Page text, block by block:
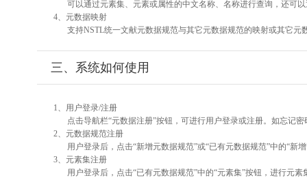
可以通过元素集、元素或属性的中文名称、名称进行查询，还可
4、元数据映射
支持NSTL统一文献元数据规范与其它元数据规范的映射或其它元
三、系统如何使用
1、用户登录/注册
点击导航栏“元数据注册”按钮，可进行用户登录或注册。如忘记
2、元数据规范注册
用户登录后，点击“新增元数据规范”或“已有元数据规范”中的“新
3、元素集注册
用户登录后，点击“已有元数据规范”中的“元素集”按钮，进行元素